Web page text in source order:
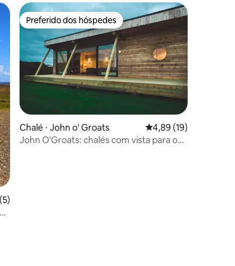
uma avaliação média de 5, 5 avaliações
Preferido dos hóspedes
Preferido dos hóspedes
Chalé ⋅ John o' Groats 4,89 de uma
4,89 (19)
John O'Groats: chalés com vista para o